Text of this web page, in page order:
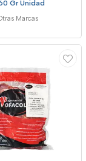
Gr Unidad
Marcas